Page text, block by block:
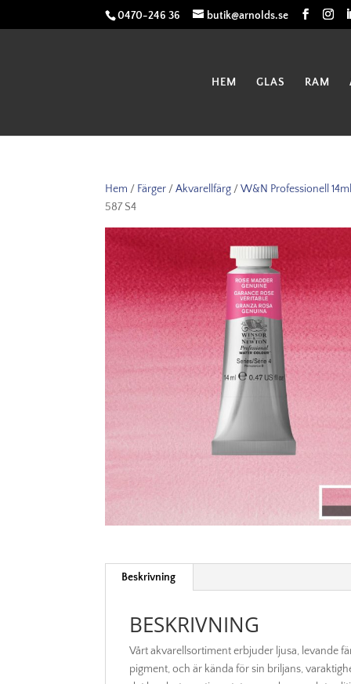
0470-246 36 butik@arnolds.se
HEM GLAS RAM
Hem / Färger /Akvarellfärg /W&N Professionell 14ml
587 S4
Beskrivning
BESKRIVNING
Vårt akvarellsortiment erbjuder ljusa, levande
pigment, och är kända för sin briljans,